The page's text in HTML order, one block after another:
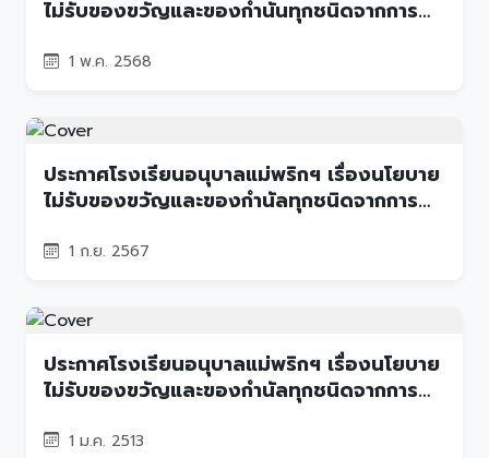
ไม่รับของขวัญและของกำนันทุกชนิดจากการ
25681 พ.ค. 2568
ประกาศโรงเรียนอนุบาลแม่พริกฯ เรื่องนโยบาย
ไม่รับของขวัญและของกำนัลทุกชนิดจากการ
ปีงบประมาณ 2567
1 ก.ย. 2567
ประกาศโรงเรียนอนุบาลแม่พริกฯ เรื่องนโยบาย
ไม่รับของขวัญและของกำนัลทุกชนิดจากการ
25661 ม.ค. 2513